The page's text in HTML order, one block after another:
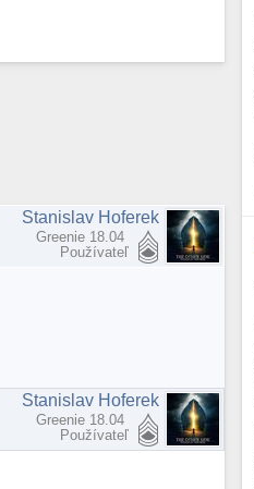
Stanislav Hoferek
Greenie 18.04
Používateľ
Stanislav Hoferek
Greenie 18.04
Používateľ